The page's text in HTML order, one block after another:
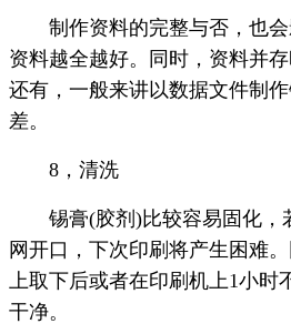
制作资料的完整与否，也会
资料越全越好。同时，资料并存
还有，一般来讲以数据文件制
差。
8，清洗
锡膏(胶剂)比较容易固化，
网开口，下次印刷将产生困难
上取下后或者在印刷机上1小
干净。